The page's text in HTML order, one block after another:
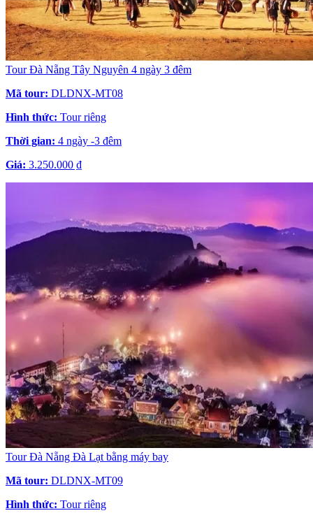
Tour Đà Nẵng Tây Nguyên 4 ngày 3 đêm
Mã tour: DLDNX-MT08
Hình thức: Tour riêng
Thời gian: 4 ngày -3 đêm
Giá: 3.250.000 ₫
Tour Đà Nẵng Đà Lạt bằng máy bay
Mã tour: DLDNX-MT09
Hình thức: Tour riêng